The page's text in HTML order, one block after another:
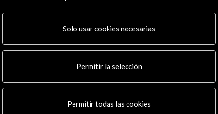
Actividades
Residencias
Noticias
Mapa Web
Logo y crédito a AC/E
Solo usar cookies necesarias
Permitir la selección
Permitir todas las cookies